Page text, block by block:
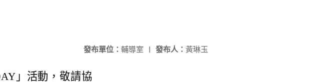
發布人： 黃琳玉
發布單位： 輔導室 |
」活動，敬請協